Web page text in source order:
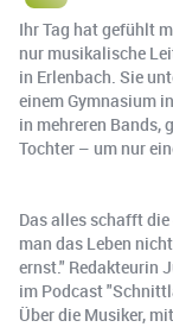
Ihr Tag hat gefühlt
nur musikalische
in Erlenbach. Sie
einem Gymnasium
in mehreren
Tochter – um nur
Das alles schafft
man das Leben
ernst." Redakteurin
im Podcast
Über die Musiker,